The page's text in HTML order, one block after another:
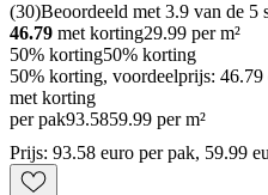
(30)Beoordeeld met 3.9 van de 5
46.79 met korting29.99 per m²
50% korting50% korting
50% korting, voordeelprijs:
met korting
per pak93.5859.99 per m²
Prijs: 93.58 euro per pak, 59.99